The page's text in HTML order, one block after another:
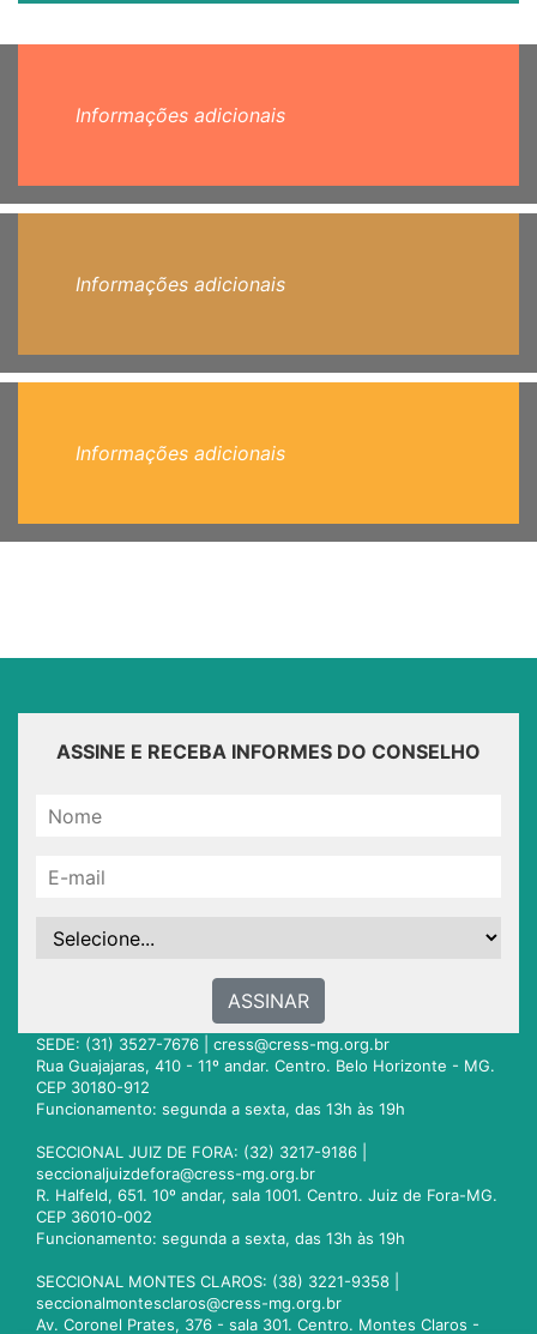
Informações adicionais
Informações adicionais
Informações adicionais
ASSINE E RECEBA INFORMES DO CONSELHO
ASSINAR
SEDE: (31) 3527-7676 | cress@cress-mg.org.br
Rua Guajajaras, 410 - 11º andar. Centro. Belo Horizonte - MG.
CEP 30180-912
Funcionamento: segunda a sexta, das 13h às 19h
SECCIONAL JUIZ DE FORA: (32) 3217-9186 |
seccionaljuizdefora@cress-mg.org.br
R. Halfeld, 651. 10º andar, sala 1001. Centro. Juiz de Fora-MG.
CEP 36010-002
Funcionamento: segunda a sexta, das 13h às 19h
SECCIONAL MONTES CLAROS: (38) 3221-9358 |
seccionalmontesclaros@cress-mg.org.br
Av. Coronel Prates, 376 - sala 301. Centro. Montes Claros -